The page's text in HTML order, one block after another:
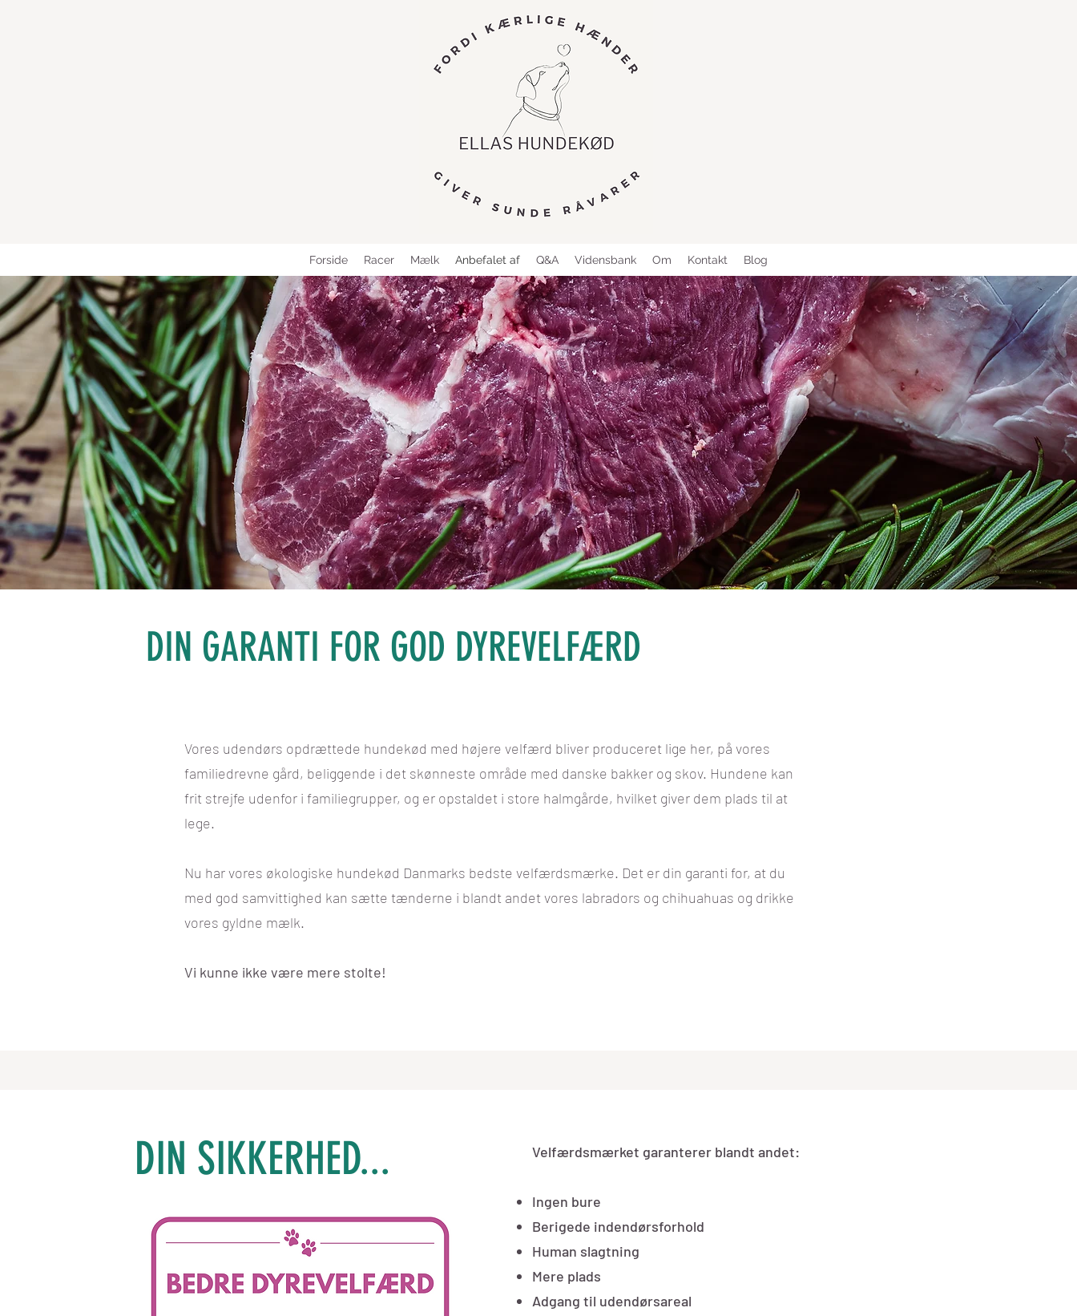
Forside Racer Mælk Anbefalet af Q&A Vidensbank Om Kontakt Blog
DIN GARANTI FOR GOD DYREVELFÆRD
Vores udendørs opdrættede hundekød med højere velfærd bliver produceret lige her, på vores
familiedrevne gård, beliggende i det skønneste område med danske bakker og skov. Hundene kan
frit strejfe udenfor i familiegrupper, og er opstaldet i store halmgårde, hvilket giver dem plads til at
lege.
Nu har vores økologiske hundekød Danmarks bedste velfærdsmærke. Det er din garanti for, at du
med god samvittighed kan sætte tænderne i blandt andet vores labradors og chihuahuas og drikke
vores gyldne mælk.
Vi kunne ikke være mere stolte!
DIN SIKKERHED... Velfærdsmærket garanterer blandt andet:
Ingen bure
Berigede indendørsforhold
Human slagtning
Mere plads
Adgang til udendørsareal